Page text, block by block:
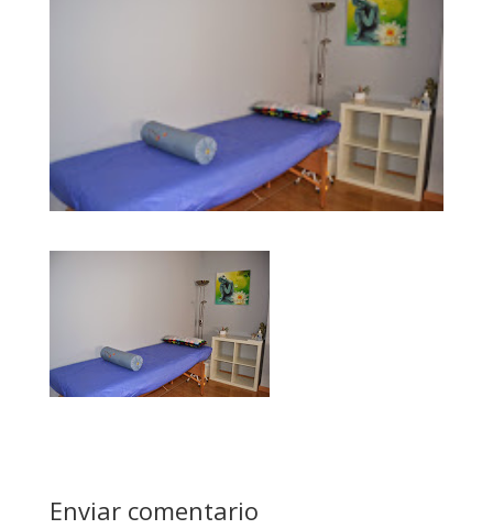
Enviar comentario